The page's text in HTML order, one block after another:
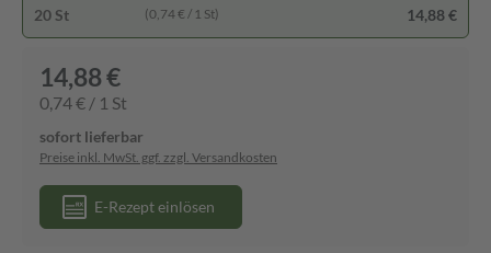
20 St (0,74 € / 1 St) 14,88 €
14,88 €
0,74 € / 1 St
sofort lieferbar
Preise inkl. MwSt. ggf. zzgl. Versandkosten
E-Rezept einlösen